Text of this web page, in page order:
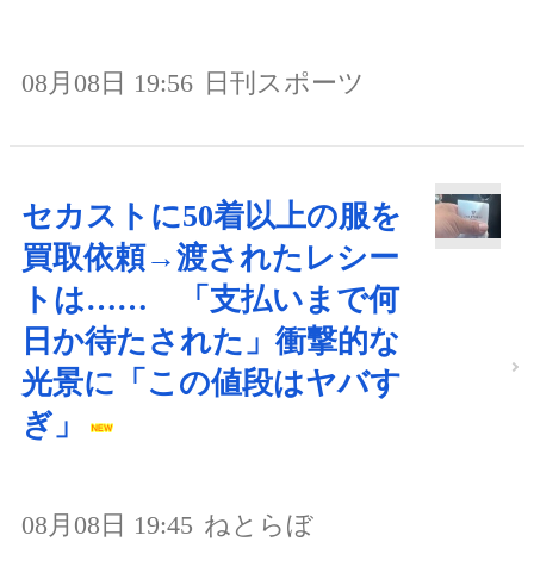
08月08日 19:56 日刊スポーツ
セカストに50着以上の服を
買取依頼→渡されたレシー
トは…… 「支払いまで何
日か待たされた」衝撃的な
光景に「この値段はヤバす
ぎ」
08月08日 19:45 ねとらぼ